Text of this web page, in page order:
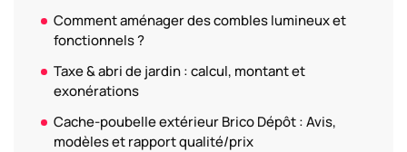
Comment aménager des combles lumineux et
fonctionnels ?
Taxe & abri de jardin : calcul, montant et
exonérations
Cache-poubelle extérieur Brico Dépôt : Avis,
modèles et rapport qualité/prix